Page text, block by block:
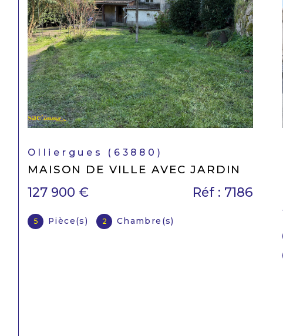
Saint-Dier-d'Auvergne (63520)
CHARMANTE MAISON DE BOURG
70 000 € Réf : 7082
3 Pièce(s)